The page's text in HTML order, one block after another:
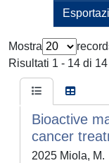
Mostra
Risultati 1 - 14 di
Bioactive
cancer
2025 Miola, M.